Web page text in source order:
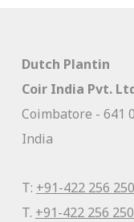
Dutch Plantin
Coir India Pvt.
Coimbatore - 641
India
T: +91-422 256
T. +91-422 256